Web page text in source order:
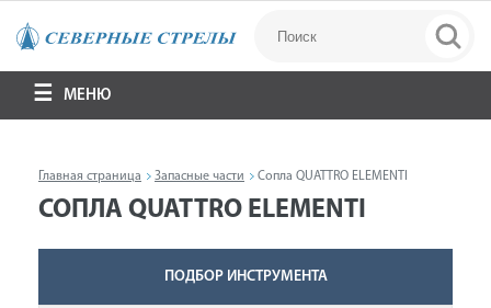
МЕНЮ
Главная страница Запасные части Сопла QUATTRO ELEMENTI
СОПЛА QUATTRO ELEMENTI
ПОДБОР ИНСТРУМЕНТА